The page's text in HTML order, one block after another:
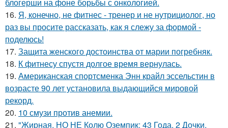
16. Я, конечно, не фитнес - тренер и не нутрициолог, но
раз вы просите рассказать, как я слежу за формой -
поделюсь!
17. Защита женского достоинства от марии погребняк.
18. К фитнесу спустя долгое время вернулась.
19. Американская спортсменка Энн крайл эссельстин в
возрасте 90 лет установила выдающийся мировой
рекорд.
20. 10 смузи против анемии.
21. "Жирная, НО НЕ Колю Оземпик: 43 Года, 2 Дочки,